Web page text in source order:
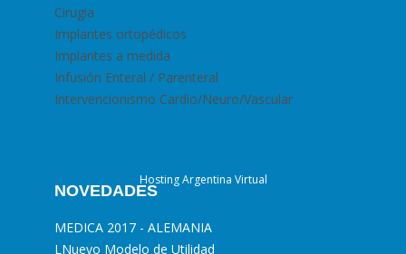
Cirugia
Implantes ortopédicos
Implantes a medida
Infusión Enteral / Parenteral
Intervencionismo Cardio/Neuro/Vascular
NOVEDADES
MEDICA 2017 - ALEMANIA
LNuevo Modelo de Utilidad
Hosting Argentina Virtual